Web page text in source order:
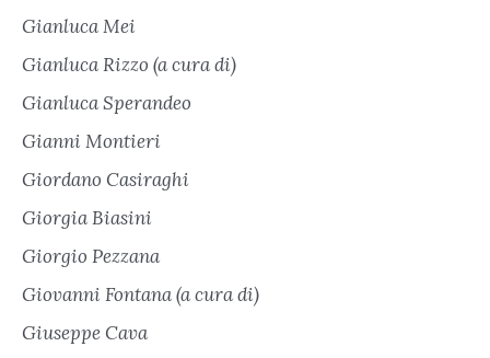
Gianluca Mei
Gianluca Rizzo (a cura di)
Gianluca Sperandeo
Gianni Montieri
Giordano Casiraghi
Giorgia Biasini
Giorgio Pezzana
Giovanni Fontana (a cura di)
Giuseppe Cava